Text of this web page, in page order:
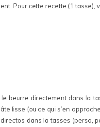
Pour cette recette (1 tasse),
beurre directement dans la
lisse (ou ce qui s’en
dans la tasses (perso,